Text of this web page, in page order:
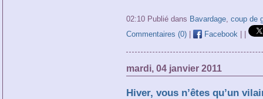
02:10 Publié dans Bavardage, coup de
Commentaires (0)| Facebook | |
mardi, 04 janvier 2011
Hiver, vous n’êtes qu’un